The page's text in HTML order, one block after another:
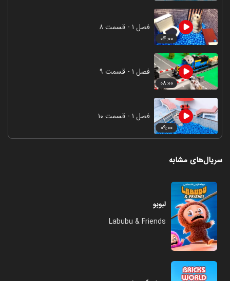
۰۴:۰۰
فصل ۱ - قسمت ۸
۰۸:۰۰
فصل ۱ - قسمت ۹
۰۹:۰۰
فصل ۱ - قسمت ۱۰
سریال‌های مشابه
لبوبو
Labubu & Friends